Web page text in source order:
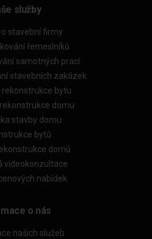
služby
stavební firmy
řemeslníků
samotných prací
stavebních zakázek
rekonstrukce bytu
domu
stavby domu
bytů
domů
videokonzultace
nabídek
o nás
našich služeb